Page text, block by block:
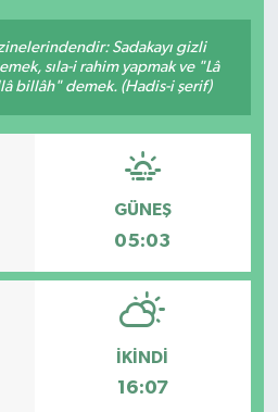
Sadakayı gizli
sıla-i rahim yapmak ve "Lâ
billâh" demek. (Hadis-i şerif)
GÜNEŞ
05:03
İKINDI
16:07